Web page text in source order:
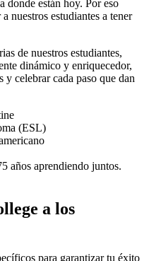
donde están hoy. Por eso
nuestros estudiantes a tener
de nuestros estudiantes,
dinámico y enriquecedor,
y celebrar cada paso que dan
(ESL)
años aprendiendo juntos.
a los
para garantizar tu éxito